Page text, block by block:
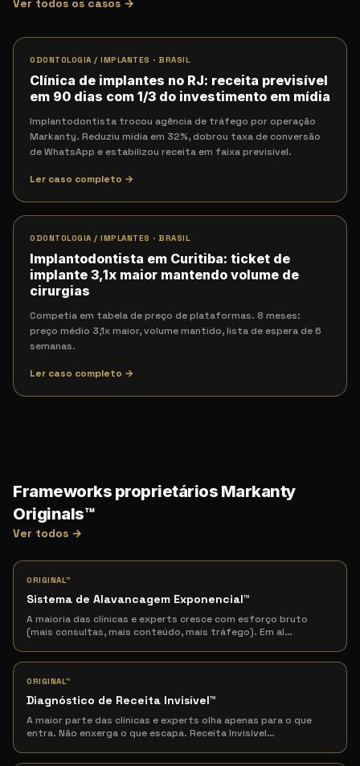
Ver todos os casos →
ODONTOLOGIA / IMPLANTES · BRASIL
Clínica de implantes no RJ: receita previsível
em 90 dias com 1/3 do investimento em mídia
Implantodontista trocou agência de tráfego por operação
Markanty. Reduziu mídia em 32%, dobrou taxa de conversão
de WhatsApp e estabilizou receita em faixa previsível.
Ler caso completo →
ODONTOLOGIA / IMPLANTES · BRASIL
Implantodontista em Curitiba: ticket de
implante 3,1x maior mantendo volume de
cirurgias
Competia em tabela de preço de plataformas. 8 meses:
preço médio 3,1x maior, volume mantido, lista de espera de 6
semanas.
Ler caso completo →
Frameworks proprietários Markanty
Originals™
Ver todos →
ORIGINAL™
Sistema de Alavancagem Exponencial™
A maioria das clínicas e experts cresce com esforço bruto
(mais consultas, mais conteúdo, mais tráfego). Em al…
ORIGINAL™
Diagnóstico de Receita Invisível™
A maior parte das clínicas e experts olha apenas para o que
entra. Não enxerga o que escapa. Receita Invisível…